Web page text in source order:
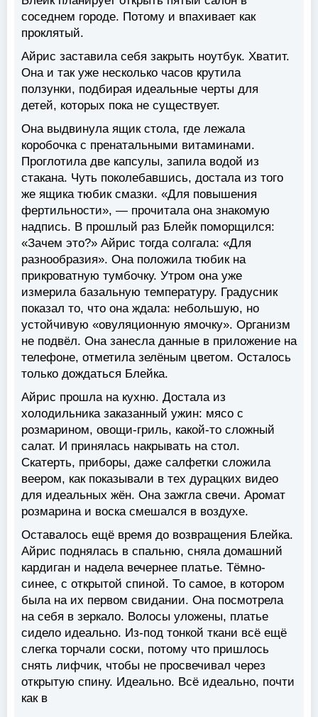
соседнем городе. Потому и впахивает как
проклятый.
Айрис заставила себя закрыть ноутбук. Хватит.
Она и так уже несколько часов крутила
ползунки, подбирая идеальные черты для
детей, которых пока не существует.
Она выдвинула ящик стола, где лежала
коробочка с пренатальными витаминами.
Проглотила две капсулы, запила водой из
стакана. Чуть поколебавшись, достала из того
же ящика тюбик смазки. «Для повышения
фертильности», — прочитала она знакомую
надпись. В прошлый раз Блейк поморщился:
«Зачем это?» Айрис тогда солгала: «Для
разнообразия». Она положила тюбик на
прикроватную тумбочку. Утром она уже
измерила базальную температуру. Градусник
показал то, что она ждала: небольшую, но
устойчивую «овуляционную ямочку». Организм
не подвёл. Она занесла данные в приложение на
телефоне, отметила зелёным цветом. Осталось
только дождаться Блейка.
Айрис прошла на кухню. Достала из
холодильника заказанный ужин: мясо с
розмарином, овощи-гриль, какой-то сложный
салат. И принялась накрывать на стол.
Скатерть, приборы, даже салфетки сложила
веером, как показывали в тех дурацких видео
для идеальных жён. Она зажгла свечи. Аромат
розмарина и воска смешался в воздухе.
Оставалось ещё время до возвращения Блейка.
Айрис поднялась в спальню, сняла домашний
кардиган и надела вечернее платье. Тёмно-
синее, с открытой спиной. То самое, в котором
была на их первом свидании. Она посмотрела
на себя в зеркало. Волосы уложены, платье
сидело идеально. Из-под тонкой ткани всё ещё
слегка торчали соски, потому что пришлось
снять лифчик, чтобы не просвечивал через
открытую спину. Идеально. Всё идеально, почти
как в